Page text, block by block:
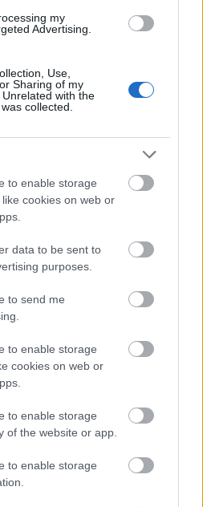
my
Advertising.
Use,
Sharing of my
with the
collected.
to enable storage
cookies on web or
data to be sent to
purposes.
to send me
to enable storage
cookies on web or
to enable storage
of the website or app.
to enable storage
véleményének,
feldolgozása
minőségét.
tovább növeli a
szerepéről több infót
használjunk az AI-
integrálhatók a webshop
támogatják a
adatgyűjtést, elemzést,
igényeihez és
eszközt válasszunk, és
tapasztalatokról
marketing oldalon.
tesztelés kihívásai és
velük?